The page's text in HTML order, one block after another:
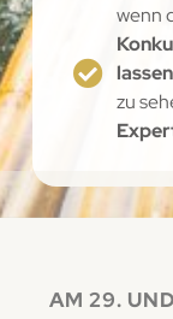
wenn
lassen
zu
AM 29.